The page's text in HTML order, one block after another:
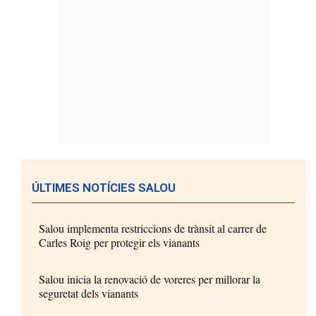
ÚLTIMES NOTÍCIES SALOU
Salou implementa restriccions de trànsit al carrer de
Carles Roig per protegir els vianants
Salou inicia la renovació de voreres per millorar la
seguretat dels vianants